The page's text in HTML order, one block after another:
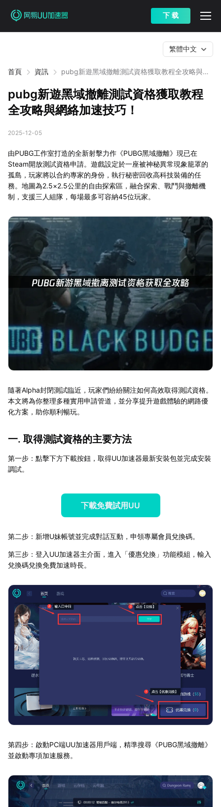
下 载
首頁 資訊
pubg新遊黑域撤離測試資格獲取教程全攻略與網
繁體中文
pubg新遊黑域撤離測試資格獲取教程
全攻略與網絡加速技巧！
2025-12-05
由PUBG工作室打造的全新射擊力作《PUBG黑域撤離》現已在
Steam開放測試資格申請。遊戲設定於一座被神秘異常現象籠罩的
孤島，玩家將以合約專家的身份，執行秘密回收高科技裝備的任
務。地圖為2.5×2.5公里的自由探索區，融合探索、戰鬥與撤離機
制，支援三人組隊，每場最多可容納45位玩家。
隨著Alpha封閉測試臨近，玩家們紛紛關注如何高效取得測試資格。
本文將為你整理多種實用申請管道，並分享提升遊戲體驗的網路優
化方案，助你順利暢玩。
一. 取得測試資格的主要方法
第一步：點擊下方下載按鈕，取得UU加速器最新安裝包並完成安裝
調試。
下載免費試用UU
第二步：新增U妹帳號並完成對話互動，申領專屬會員兌換碼。
第三步：登入UU加速器主介面，進入「優惠兌換」功能模組，輸入
兌換碼兌換免費加速時長。
第四步：啟動PC端UU加速器用戶端，精準搜尋《PUBG黑域撤離》
並啟動專項加速服務。